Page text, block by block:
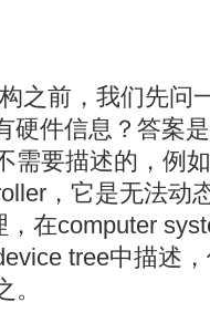
之前，我们先问
硬件信息？答案
需要描述的，例
，它是无法动
在computer
tree中描述